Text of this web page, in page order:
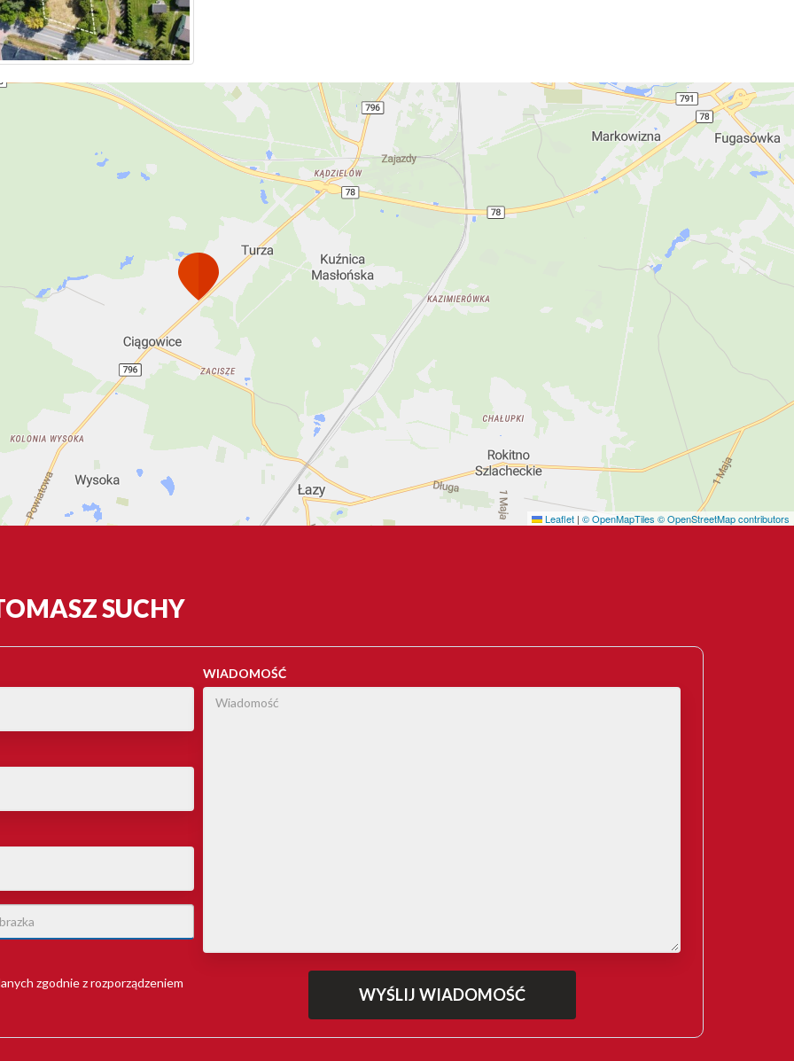
Leaflet | © OpenMapTiles © OpenStreetMap contributors
SUCHY
zgodnie z rozporządzeniem
WIADOMOŚĆ